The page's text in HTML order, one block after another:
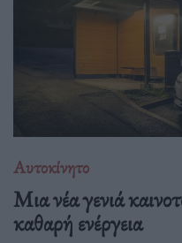
Αυτοκίνητο
Μια νέα γενιά
καθαρή ενέργεια